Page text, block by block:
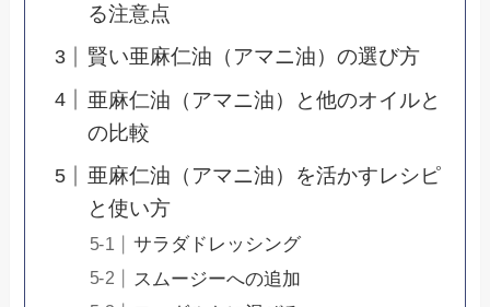
る注意点
賢い亜麻仁油（アマニ油）の選び方
亜麻仁油（アマニ油）と他のオイルと
の比較
亜麻仁油（アマニ油）を活かすレシピ
と使い方
サラダドレッシング
スムージーへの追加